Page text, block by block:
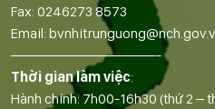
Fax: 0246273 8573
Email:
——————————-
Thời gian làm việc:
Hành chính: 7h00-16h30 (thứ 2 –